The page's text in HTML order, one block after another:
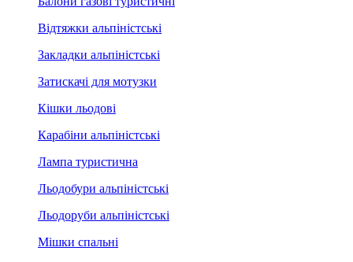
Відтяжки альпіністські
Закладки альпіністські
Затискачі для мотузки
Кішки льодові
Карабіни альпіністські
Лампа туристична
Льодобури альпіністські
Льодоруби альпіністські
Мішки спальні